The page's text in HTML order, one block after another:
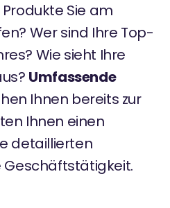
Sie am
Wer sind Ihre Top-
Wie sieht Ihre
Umfassende
Ihnen bereits zur
Ihnen einen
detaillierten
Geschäftstätigkeit.